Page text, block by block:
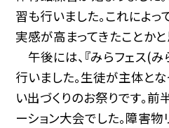
習も行いました。これによ
実感が高まってきたことかと
午後には、『みらフェス(み
行いました。生徒が主体と
い出づくりのお祭りです。前
ーション大会でした。障害物